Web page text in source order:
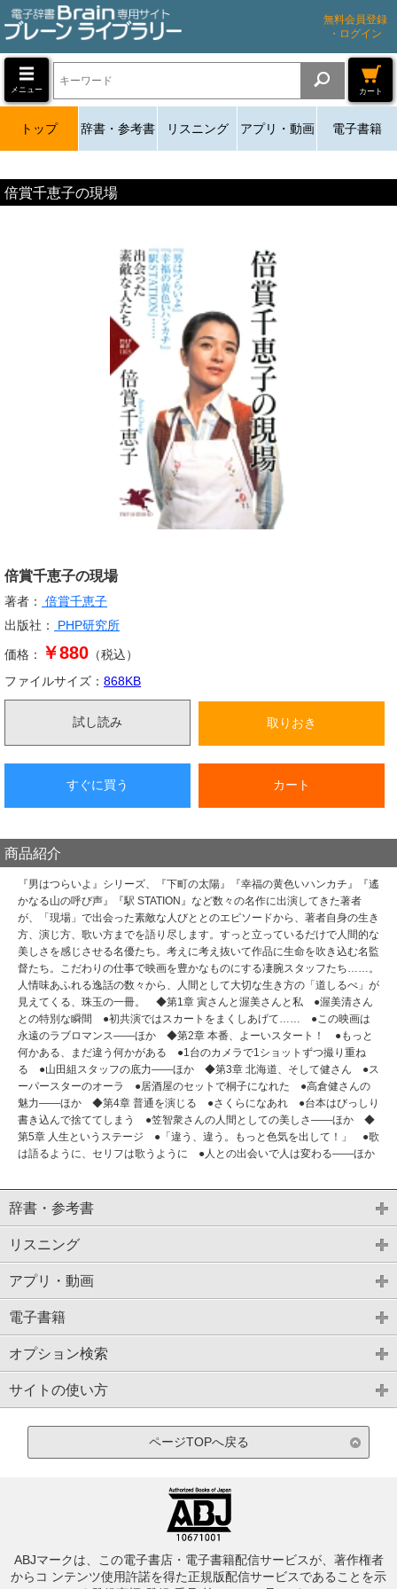
無料会員登録
・ログイン
メニュー カート
トップ 辞書・参考書 リスニング アプリ・動画 電子書籍
倍賞千恵子の現場
倍賞千恵子の現場
著者：
倍賞千恵子
出版社：
PHP研究所
価格： ￥880 （税込）
ファイルサイズ： 868KB
試し読み 取りおき
すぐに買う カート
商品紹介
『男はつらいよ』シリーズ、『下町の太陽』『幸福の黄色いハンカチ』『遙
かなる山の呼び声』『駅 STATION』など数々の名作に出演してきた著者
が、「現場」で出会った素敵な人びととのエピソードから、著者自身の生き
方、演じ方、歌い方までを語り尽します。すっと立っているだけで人間的な
美しさを感じさせる名優たち。考えに考え抜いて作品に生命を吹き込む名監
督たち。こだわりの仕事で映画を豊かなものにする凄腕スタッフたち……。
人情味あふれる逸話の数々から、人間として大切な生き方の「道しるべ」が
見えてくる、珠玉の一冊。 ◆第1章 寅さんと渥美さんと私 ●渥美清さん
との特別な瞬間 ●初共演ではスカートをまくしあげて…… ●この映画は
永遠のラブロマンス――ほか ◆第2章 本番、よーいスタート！ ●もっと
何かある、まだ違う何かがある ●1台のカメラで1ショットずつ撮り重ね
る ●山田組スタッフの底力――ほか ◆第3章 北海道、そして健さん ●ス
ーパースターのオーラ ●居酒屋のセットで桐子になれた ●高倉健さんの
魅力――ほか ◆第4章 普通を演じる ●さくらになあれ ●台本はびっしり
書き込んで捨ててしまう ●笠智衆さんの人間としての美しさ――ほか ◆
第5章 人生というステージ ●「違う、違う。もっと色気を出して！」 ●歌
は語るように、セリフは歌うように ●人との出会いで人は変わる――ほか
辞書・参考書
リスニング
アプリ・動画
電子書籍
オプション検索
サイトの使い方
ページTOPへ戻る
ABJマークは、この電子書店・電子書籍配信サービスが、著作権者
からコ ンテンツ使用許諾を得た正規版配信サービスであることを示